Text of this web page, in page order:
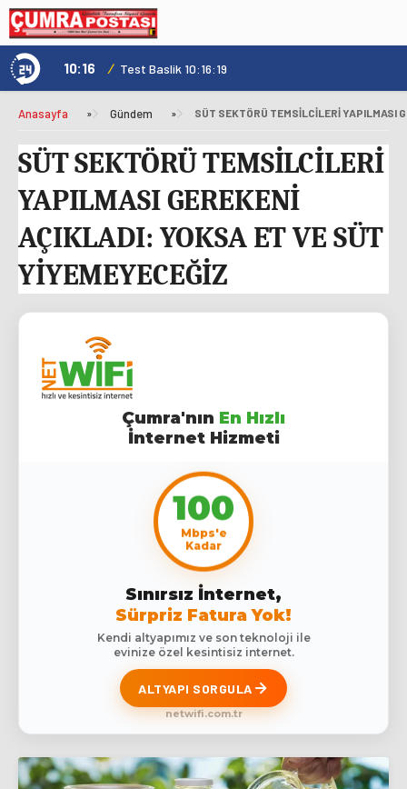
10:16 / Test Baslik 10:16:19
Anasayfa » Gündem »
SÜT SEKTÖRÜ TEMSİLCİLERİ
YAPILMASI GEREKENİ
AÇIKLADI: YOKSA ET VE SÜT
YİYEMEYECEĞİZ
Çumra'nın En Hızlı
İnternet Hizmeti
100
Mbps'e
Kadar
Sınırsız İnternet,
Sürpriz Fatura Yok!
Kendi altyapımız ve son teknoloji ile
evinize özel kesintisiz internet.
ALTYAPI SORGULA
netwifi.com.tr